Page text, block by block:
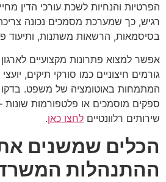
הפרטיות והנחיות לשכת עורכי הדין
רגיש, כך שמערכת מסמכים נכונה
בסיסמאות, הרשאות משתנות, ותיעוד
אפשר למצוא פתרונות מקצועיים
גורמים חיצוניים כמו סורקי תיקים,
המתמחות באוטומציה של משפט.
ספקים מוסמכים או פלטפורמות שונות
שירותים רלוונטיים לחצו כאן.
הכלים שמשנים
ההתנהלות